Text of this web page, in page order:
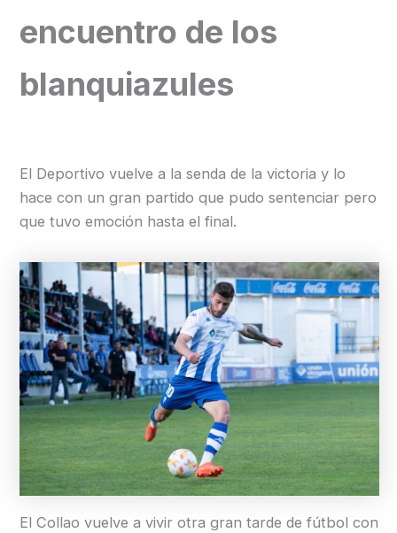
encuentro de los
blanquiazules
El Deportivo vuelve a la senda de la victoria y lo
hace con un gran partido que pudo sentenciar pero
que tuvo emoción hasta el final.
El Collao vuelve a vivir otra gran tarde de fútbol con